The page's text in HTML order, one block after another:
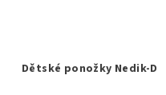
Dětské ponožky Nedik-D